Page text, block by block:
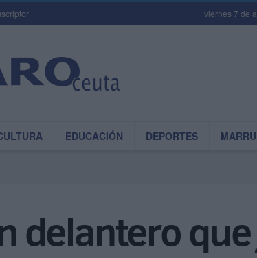
viernes 7 de
EDUCACIÓN DEPORTES
delantero